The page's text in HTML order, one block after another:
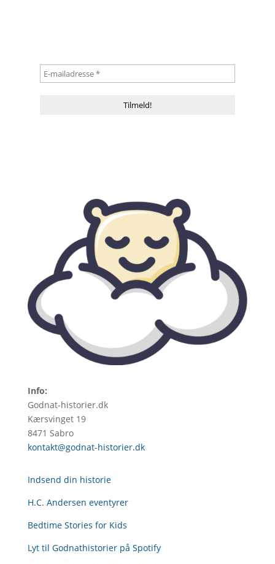
Info:
Godnat-historier.dk
Kærsvinget 19
8471 Sabro
kontakt@godnat-historier.dk
Indsend din historie
H.C. Andersen eventyrer
Bedtime Stories for Kids
Lyt til Godnathistorier på Spotify